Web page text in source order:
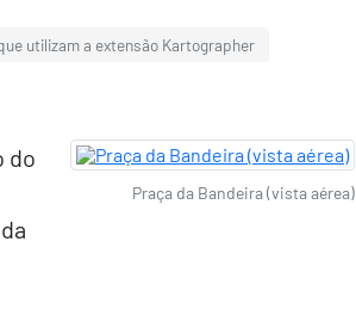
utilizam a extensão Kartographer
do
Praça da Bandeira (vista aérea)